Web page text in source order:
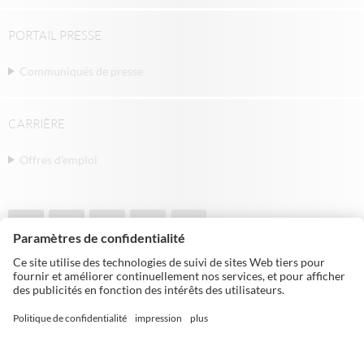
PORTAIL PRESSE
Communiqués de presse
CARRIÈRE
Offres d'emploi